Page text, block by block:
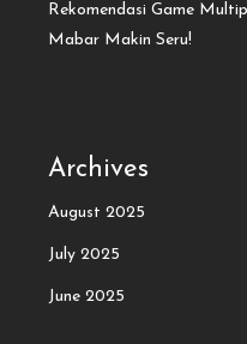
Rekomendasi Game
Mabar Makin Seru!
Archives
August 2025
July 2025
June 2025